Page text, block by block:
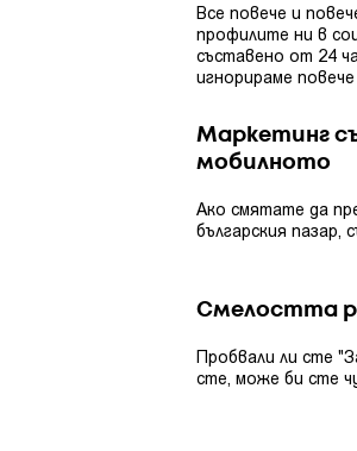
Все повече и
профилите ни в
съставено от 24
игнорираме
Маркетинг
мобилното
Ако смятате да
българския пазар,
Смелостта
Пробвали ли сте
сте, може би сте